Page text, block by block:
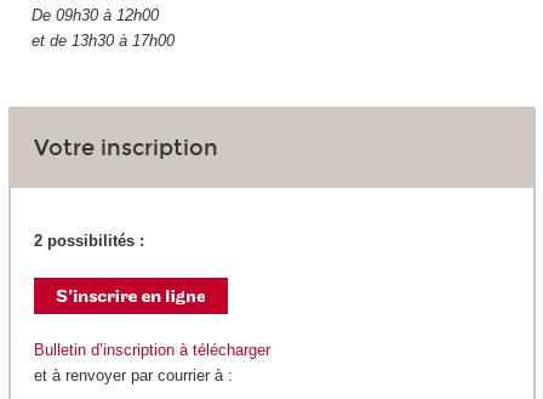
De 09h30 à 12h00
et de 13h30 à 17h00
Votre inscription
2 possibilités :
Bulletin d’inscription à télécharger
et à renvoyer par courrier à :